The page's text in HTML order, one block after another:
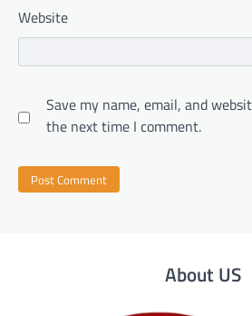
Website
Save my name, email, and
the next time I comment.
About US